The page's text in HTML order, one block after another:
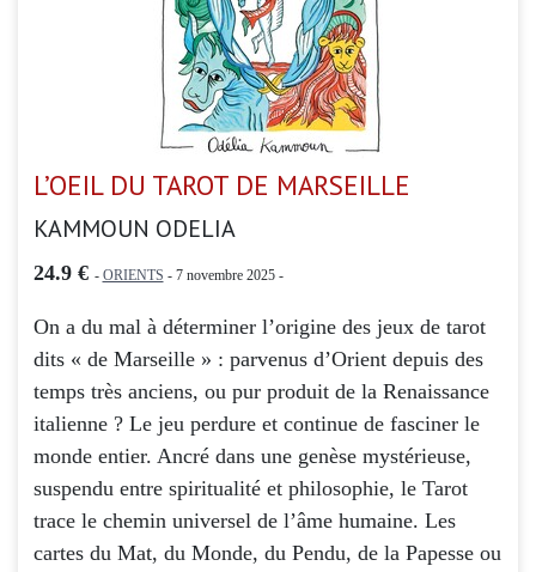
L’OEIL DU TAROT DE MARSEILLE
KAMMOUN ODELIA
24.9 € - ORIENTS - 7 novembre 2025 -
On a du mal à déterminer l’origine des jeux de tarot
dits « de Marseille » : parvenus d’Orient depuis des
temps très anciens, ou pur produit de la Renaissance
italienne ? Le jeu perdure et continue de fasciner le
monde entier. Ancré dans une genèse mystérieuse,
suspendu entre spiritualité et philosophie, le Tarot
trace le chemin universel de l’âme humaine. Les
cartes du Mat, du Monde, du Pendu, de la Papesse ou